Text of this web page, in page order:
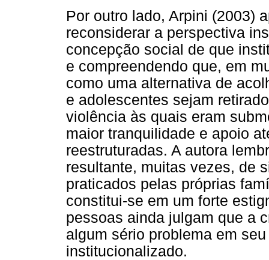
Por outro lado, Arpini (2003)
reconsiderar a perspectiva
concepção social de que
e compreendendo que, em
como uma alternativa de
e adolescentes sejam
violência às quais eram
maior tranquilidade e apoio
reestruturadas. A autora
resultante, muitas vezes, de
praticados pelas próprias
constitui-se em um forte
pessoas ainda julgam que a
algum sério problema em
institucionalizado.